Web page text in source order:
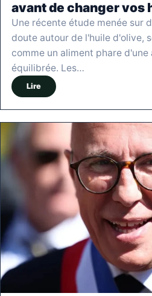
avant de changer vos
Une récente étude menée sur
doute autour de l'huile d'olive,
comme un aliment phare
équilibrée. Les…
Lire